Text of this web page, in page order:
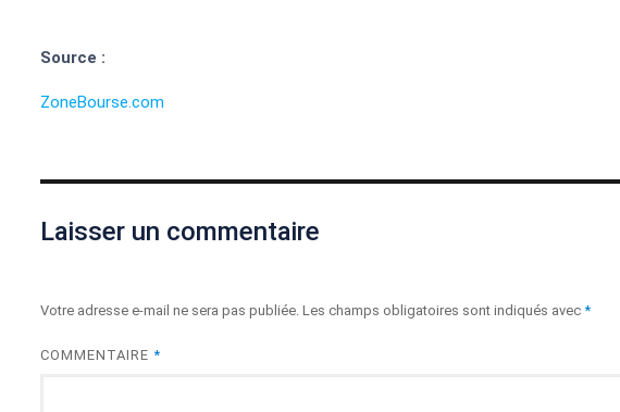
Source :
ZoneBourse.com
Laisser un commentaire
Votre adresse e-mail ne sera pas publiée. Les champs obligatoires sont indiqués avec *
COMMENTAIRE *